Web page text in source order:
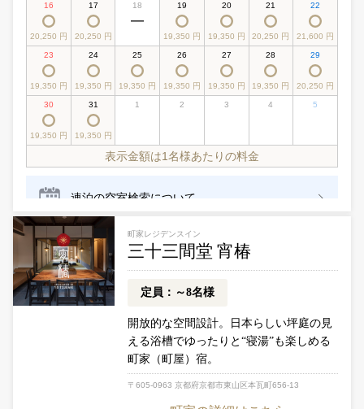
町家レジデンスイン
三十三間堂 宵椿
定員：～8名様
開放的な空間設計。日本らしい坪庭の見
える浴槽でゆったりと“寝湯”も楽しめる
町家（町屋）宿。
〒605-0963 京都府京都市東山区本瓦町656-13